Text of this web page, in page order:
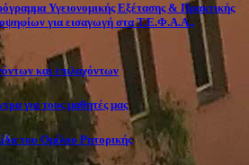
Υγειονομικής Εξέτασης & Πρακτικής
για εισαγωγή στα Τ.Ε.Φ.Α.Α.,
και επιλαχόντων
για τους μαθητές μας
του Ομίλου Ρητορικής